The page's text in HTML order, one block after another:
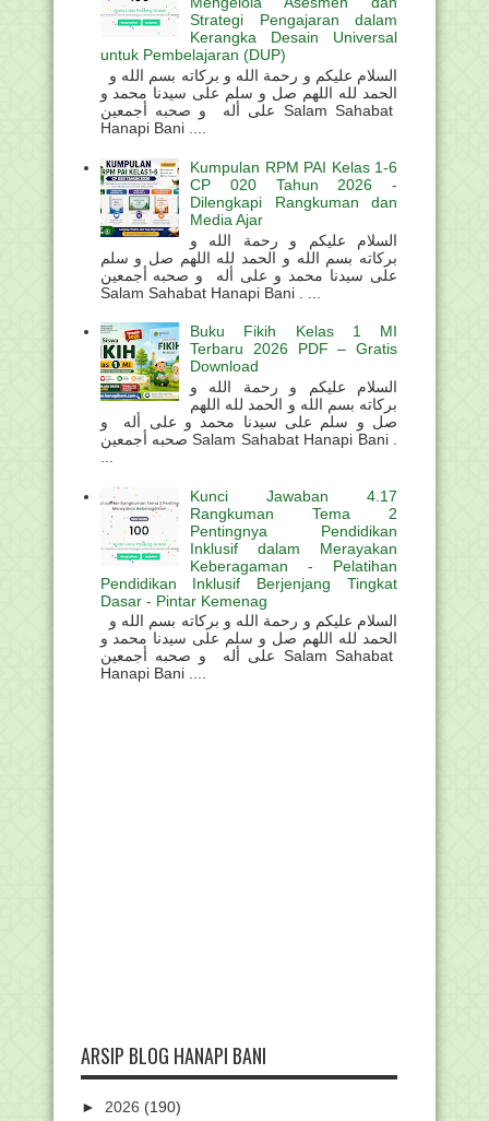
Strategi Pengajaran dalam
Kerangka Desain Universal
untuk Pembelajaran (DUP)
الحمد لله اللهم صل و سلم على سيدنا محمد و
على أله و صحبه أجمعين Salam Sahabat
Hanapi Bani ....
Kumpulan RPM PAI Kelas 1-6
CP 020 Tahun 2026 -
Dilengkapi Rangkuman dan
Media Ajar
السلام عليكم و رحمة الله و
بركاته بسم الله و الحمد لله اللهم صل و سلم
على سيدنا محمد و على أله و صحبه أجمعين
Salam Sahabat Hanapi Bani . ...
Buku Fikih Kelas 1 MI
Terbaru 2026 PDF – Gratis
Download
السلام عليكم و رحمة الله و
بركاته بسم الله و الحمد لله اللهم
صل و سلم على سيدنا محمد و على أله و
صحبه أجمعين Salam Sahabat Hanapi Bani .
Kunci Jawaban 4.17
Rangkuman Tema 2
Pentingnya Pendidikan
Inklusif dalam Merayakan
Keberagaman - Pelatihan
Pendidikan Inklusif Berjenjang Tingkat
Dasar - Pintar Kemenag
الحمد لله اللهم صل و سلم على سيدنا محمد و
على أله و صحبه أجمعين Salam Sahabat
Hanapi Bani ....
ARSIP BLOG HANAPI BANI
► 2026 (190)